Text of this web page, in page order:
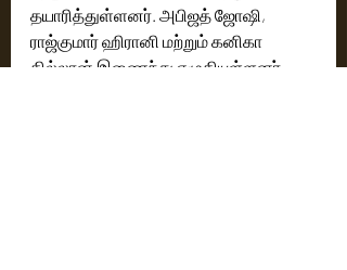
தயாரித்துள்ளனர். அபிஜத் ஜோஷி,
ராஜ்குமார் ஹிரானி மற்றும் கனிகா
தில்லான் இணைந்து எழுதியுள்ளனர்.